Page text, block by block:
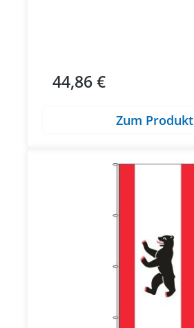
Regulärer Preis:
44,86 €
Zum Produkt